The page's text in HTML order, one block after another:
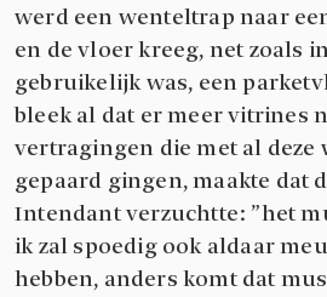
werd een wenteltrap naar
en de vloer kreeg, net zoals
gebruikelijk was, een
bleek al dat er meer vitrines
vertragingen die met al deze
gepaard gingen, maakte dat
Intendant verzuchtte: ”het
ik zal spoedig ook aldaar
hebben, anders komt dat